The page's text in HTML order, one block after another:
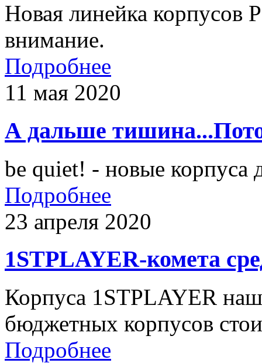
Новая линейка корпусов
внимание.
Подробнее
11 мая 2020
А дальше
be quiet! - новые корпуса
Подробнее
23 апреля 2020
1STPLAYER-комета
Корпуса 1STPLAYER
бюджетных корпусов
Подробнее